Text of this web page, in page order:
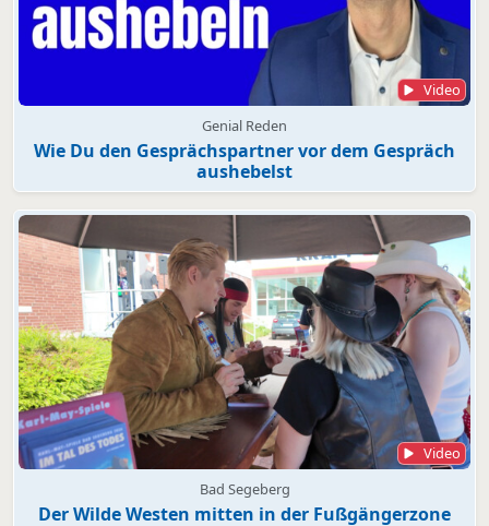
Video
Genial Reden
Wie Du den Gesprächspartner vor dem Gespräch
aushebelst
Video
Bad Segeberg
Der Wilde Westen mitten in der Fußgängerzone